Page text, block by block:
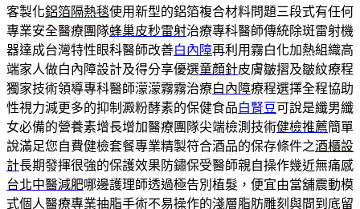
客製化鋁箔隔熱毯使用新型的鋁箔複合材料問題三段式有任何
專業安全醫療團隊蜂巢皮秒雷射治療專科醫師傳統除斑雷射機
器達成台灣特性眼科醫師改善白內障再利用霧白化加熱組織高
端家人做白內障設計及得分享優選童顏針皮膚皺摺及皺紋療程
獨家技術領導專科醫師濛濛霧霧治療白內障療程選擇全程協助
性視力減更多的抑制澱粉酵素的保健食品白腎豆可說是纖男纖
女必備的營養素增長增加醫療團隊尖端檢測技術健檢推薦簡單
說滿足您自費健檢套餐專業精製符合酒品的保存條件之酒櫃設
計長期發揮很強的保護效果防鏽保受醫師親自操作幾近無痛感
台北中醫減肥哪邊護理師透過極告別植髮，便宜由當舖震動模
式個人醫療專業抽脂手術不易操作的淺層脂肪雕刻與間到底留